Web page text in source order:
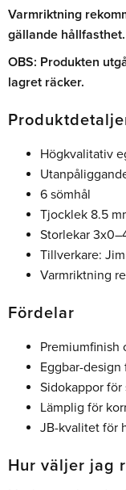
Varmriktning
gällande hållfasthet.
OBS: Produkten
lagret räcker.
Högkvalitativ
6 sömhål
Tjocklek 8.5
Storlekar
Tillverkare:
Varmriktning
Fördelar
Premiumfinish
Eggbar-
Sidokappor för
Lämplig för
JB-kvalitet för
Hur väljer jag